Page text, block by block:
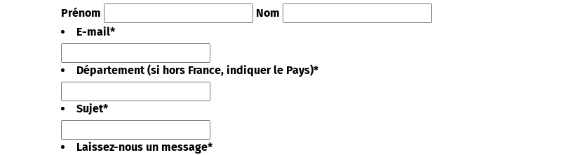
Prénom
Nom
E-mail*
Département (si hors France, indiquer le Pays)*
Sujet*
Laissez-nous un message*